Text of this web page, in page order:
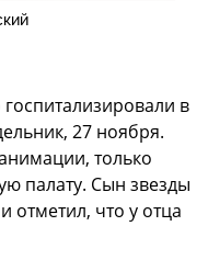
в
27 ноября.
только
палату. Сын звезды
отметил, что у отца